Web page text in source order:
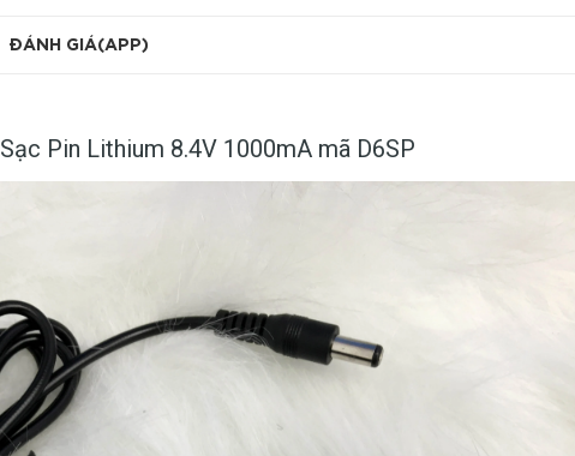
ĐÁNH GIÁ(APP)
Sạc Pin Lithium 8.4V 1000mA mã D6SP